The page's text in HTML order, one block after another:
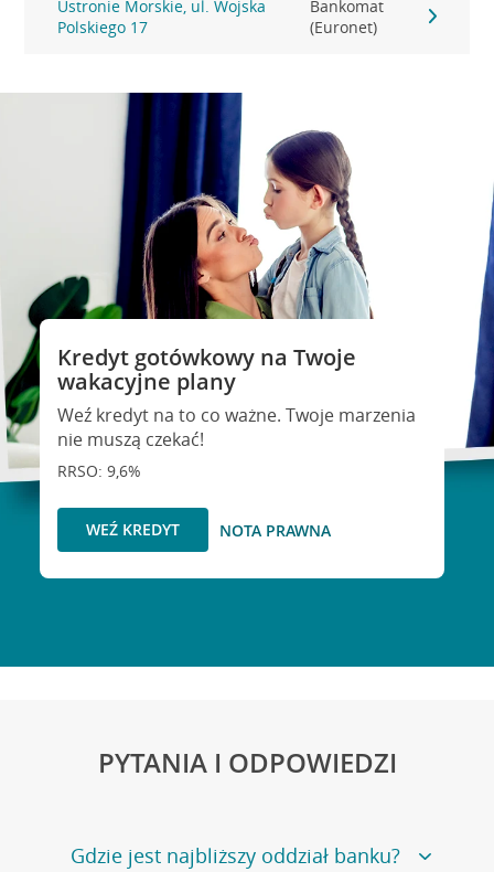
Ustronie Morskie, ul. Wojska
Polskiego 17
Bankomat
(Euronet)
Kredyt gotówkowy na Twoje
wakacyjne plany
Weź kredyt na to co ważne. Twoje marzenia
nie muszą czekać!
RRSO: 9,6%
WEŹ KREDYT NOTA PRAWNA
PYTANIA I ODPOWIEDZI
Gdzie jest najbliższy oddział banku?